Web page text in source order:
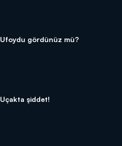
Ufoydu gördünüz mü?
Uçakta şiddet!